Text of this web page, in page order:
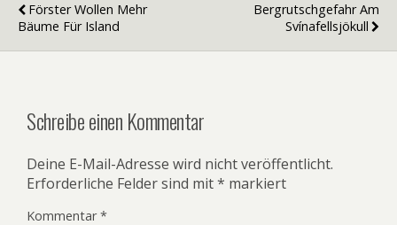
Förster Wollen Mehr
Bäume Für Island
Bergrutschgefahr Am
Svínafellsjökull
Schreibe einen Kommentar
Deine E-Mail-Adresse wird nicht veröffentlicht.
Erforderliche Felder sind mit* markiert
Kommentar*